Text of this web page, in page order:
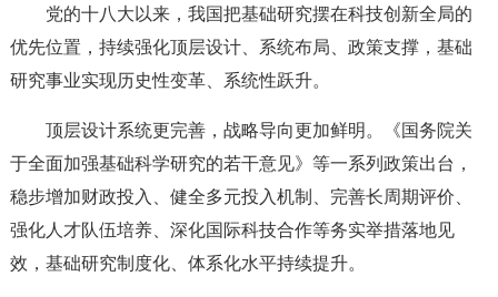
党的十八大以来，我国把基础研究摆在科技创新全局的
优先位置，持续强化顶层设计、系统布局、政策支撑，基础
研究事业实现历史性变革、系统性跃升。
顶层设计系统更完善，战略导向更加鲜明。《国务院关
于全面加强基础科学研究的若干意见》等一系列政策出台，
稳步增加财政投入、健全多元投入机制、完善长周期评价、
强化人才队伍培养、深化国际科技合作等务实举措落地见
效，基础研究制度化、体系化水平持续提升。